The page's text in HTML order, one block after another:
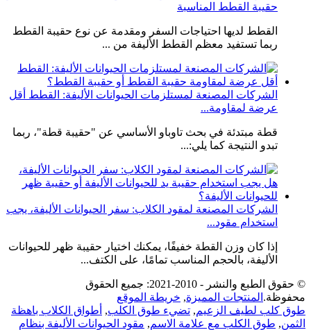
حقيبة القطط المناسبة
القطط لديها احتياجات السفر ومقدمة عن نوع حقيبة القطط
ربما تستفيد معظم القطط الأليفة من ...
الشركات المصنعة لمستلزمات الحيوانات الأليفة: القطط أقل
عرضة لمقاومة...
قطة مبتدئة في بحث تاوباو الأساسي عن "حقيبة قطة"، ربما
تبدو النتيجة كما يلي:...
الشركات المصنعة لمقود الكلاب: سفر الحيوانات الأليفة، يجب
استخدام مقود...
إذا كان وزن القطة خفيفًا، يمكنك اختيار حقيبة ظهر للحيوانات
الأليفة، بالحجم المناسب تمامًا، على الكتف...
© حقوق الطبع والنشر - 2010-2021: جميع الحقوق
محفوظة. المنتجات المميزة, خريطة الموقع
طوق كلب لطيف الزعيم, تضيء طوق الكلب, أطواق الكلاب باهظة
الثمن, طوق الكلب مع علامة الاسم, مقود الحيوانات الأليفة بنظام